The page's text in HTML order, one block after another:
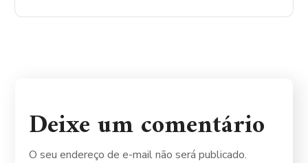
Deixe um comentário
O seu endereço de e-mail não será publicado.